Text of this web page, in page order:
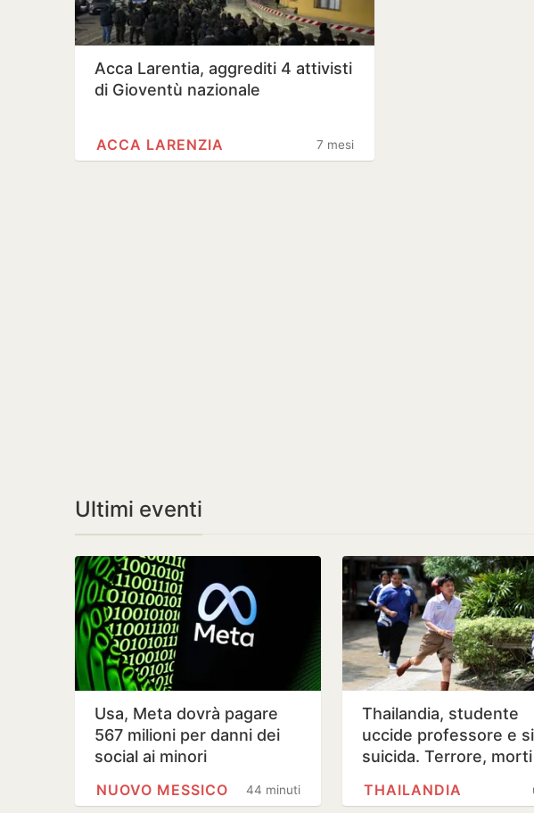
Acca Larentia, aggrediti 4 attivisti
di Gioventù nazionale
7 mesi
ACCA LARENZIA
Ultimi eventi
Usa, Meta dovrà pagare
567 milioni per danni dei
social ai minori
44 minuti
NUOVO MESSICO
Thailandia, studente
uccide professore e si
suicida. Terrore,
THAILANDIA